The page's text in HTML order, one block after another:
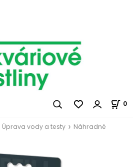
0
Úprava vody a testy
Náhradné